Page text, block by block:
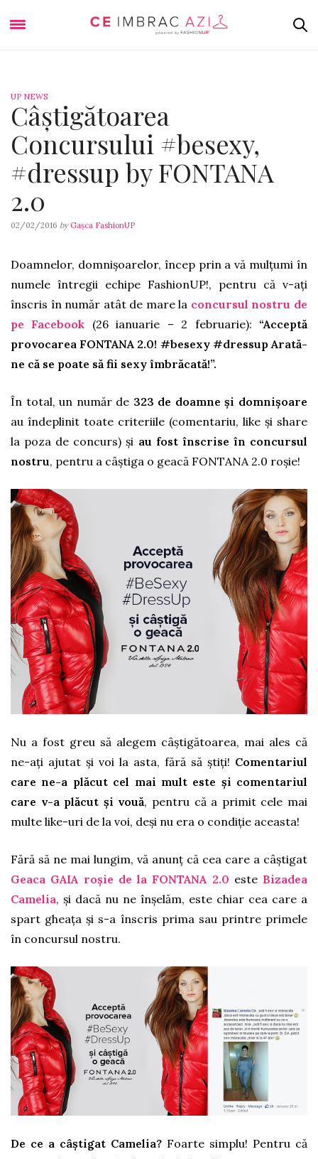
UP NEWS
Câștigătoarea
Concursului #besexy,
#dressup by FONTANA
2.0
02/02/2016 by Gașca FashionUP
Doamnelor, domnișoarelor, încep prin a vă mulțumi în
numele întregii echipe FashionUP!, pentru că v-ați
înscris în număr atât de mare la concursul nostru de
pe Facebook (26 ianuarie – 2 februarie): “Acceptă
provocarea FONTANA 2.0! ‪#‎besexy ‪#‎dressup Arată-
ne că se poate să fii sexy îmbrăcată!”.
În total, un număr de 323 de doamne și domnișoare
au îndeplinit toate criteriile (comentariu, like și share
la poza de concurs) și au fost înscrise în concursul
nostru, pentru a câștiga o geacă FONTANA 2.0 roșie!
Nu a fost greu să alegem câștigătoarea, mai ales că
ne-ați ajutat și voi la asta, fără să știți! Comentariul
care ne-a plăcut cel mai mult este și comentariul
care v-a plăcut și vouă, pentru că a primit cele mai
multe like-uri de la voi, deși nu era o condiție aceasta!
Fără să ne mai lungim, vă anunț că cea care a câștigat
Geaca GAIA roșie de la FONTANA 2.0 este Bizadea
Camelia, și dacă nu ne înșelăm, este chiar cea care a
spart gheața și s-a înscris prima sau printre primele
în concursul nostru.
De ce a câștigat Camelia? Foarte simplu! Pentru că